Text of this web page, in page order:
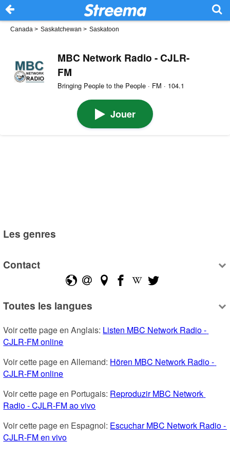
Canada > Saskatchewan > Saskatoon
MBC Network Radio - CJLR-
FM
Bringing People to the People · FM · 104.1
Jouer
Les genres
Contact
Toutes les langues
Voir cette page en Anglais: Listen MBC Network Radio -
CJLR-FM online
Voir cette page en Allemand: Hören MBC Network Radio -
CJLR-FM online
Voir cette page en Portugais: Reproduzir MBC Network
Radio - CJLR-FM ao vivo
Voir cette page en Espagnol: Escuchar MBC Network Radio -
CJLR-FM en vivo